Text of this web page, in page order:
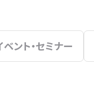
ベント・セミナー